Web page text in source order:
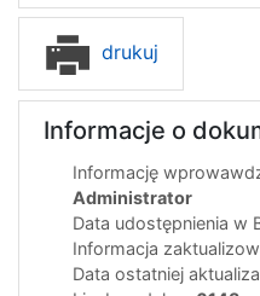
drukuj
Informacje o
Informację
Administrator
Data udostępnienia w
Informacja
Data ostatniej